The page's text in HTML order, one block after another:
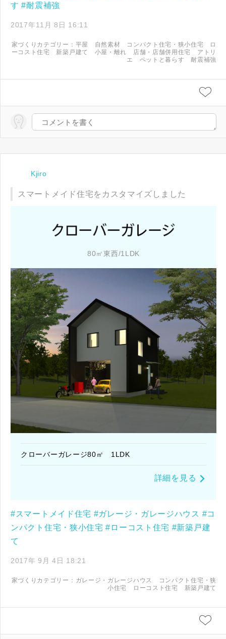
す #耐震補強
2017年11月 8日 16:11
家づくりカテゴリー： 平屋 自然素材 コンパクト住宅・狭小住宅
ロ
ーコスト住宅
新築戸建て 小屋・離れ 店舗・店舗併用住宅
アトリ
エ
ペットと暮らす 耐震補強
Kjiro
スマートメイド住宅をカスタマイズしました
80㎡東西/1LDK
クローバーガレージ80㎡ 1LDK
詳細を見る
#スマートメイド住宅 #ガレージ・ガレージハウス #コ
ンパクト住宅・狭小住宅 #ローコスト住宅 #新築戸建
て
2017年 9月 4日 18:21
家づくりカテゴリー： ガレージ・ガレージハウス
コンパクト住宅・狭
小住宅
ローコスト住宅 新築戸建て